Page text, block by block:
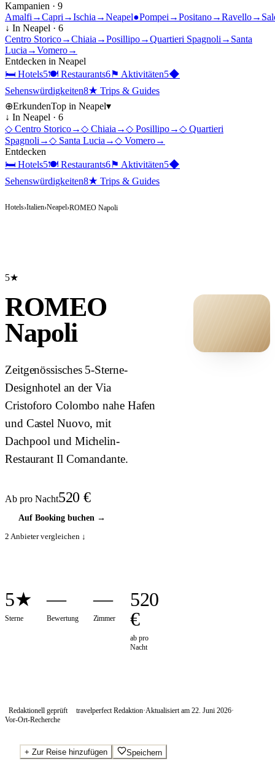
Kampanien · 9
Amalfi →Capri →Ischia →Neapel●Pompei →Positano→Ravello→
↓ In Neapel · 6
Centro Storico→Chiaia →Posillipo→Quartieri Spagnoli → Santa
Lucia →Vomero→
Entdecken in Neapel
🛏 Hotels5🍽 Restaurants6⚑ Aktivitäten5◆
Sehenswürdigkeiten8★ Trips & Guides
⊕ErkundenTop in Neapel▾
↓ In Neapel · 6
◇ Centro Storico→◇ Chiaia →◇ Posillipo→◇ Quartieri
Spagnoli →◇ Santa Lucia →◇ Vomero→
Entdecken
🛏 Hotels5🍽 Restaurants6⚑ Aktivitäten5◆
Sehenswürdigkeiten8★ Trips & Guides
Hotels›Italien›Neapel›ROMEO Napoli
5★
ROMEO
Napoli
Zeitgenössisches 5-Sterne-
Designhotel an der Via
Cristoforo Colombo nahe Hafen
und Castel Nuovo, mit
Dachpool und Michelin-
Restaurant Il Comandante.
Ab pro Nacht520 €
Auf Booking buchen→
2 Anbieter vergleichen ↓
5★
Sterne
—
Bewertung
—
Zimmer
520
€
ab pro
Nacht
Redaktionell geprüft travelperfect Redaktion·Aktualisiert am 22. Juni 2026·
Vor-Ort-Recherche
+ Zur Reise hinzufügen Speichern